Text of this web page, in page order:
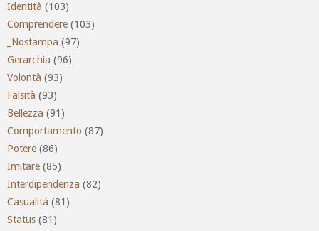
Identità (103)
Comprendere (103)
_Nostampa (97)
Gerarchia (96)
Volontà (93)
Falsità (93)
Bellezza (91)
Comportamento (87)
Potere (86)
Imitare (85)
Interdipendenza (82)
Casualità (81)
Status (81)